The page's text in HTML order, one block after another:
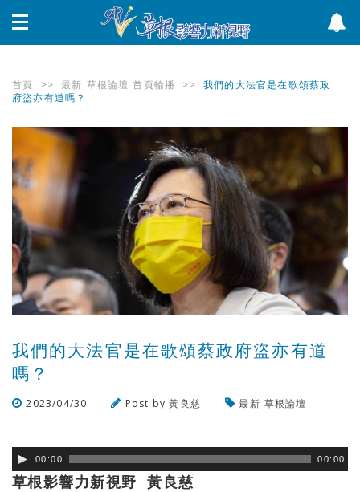
首頁 >> 最新 草根論壇 首頁輪播 >> 我們的大法官是在歌頌蔡政
府盜亦有道嗎？
我們的大法官是在歌頌蔡政府盜亦有道
嗎？
2023/04/30 Post by黃良慈 最新 草根論壇
00:00 00:00
草根影響力新視野 黃良慈